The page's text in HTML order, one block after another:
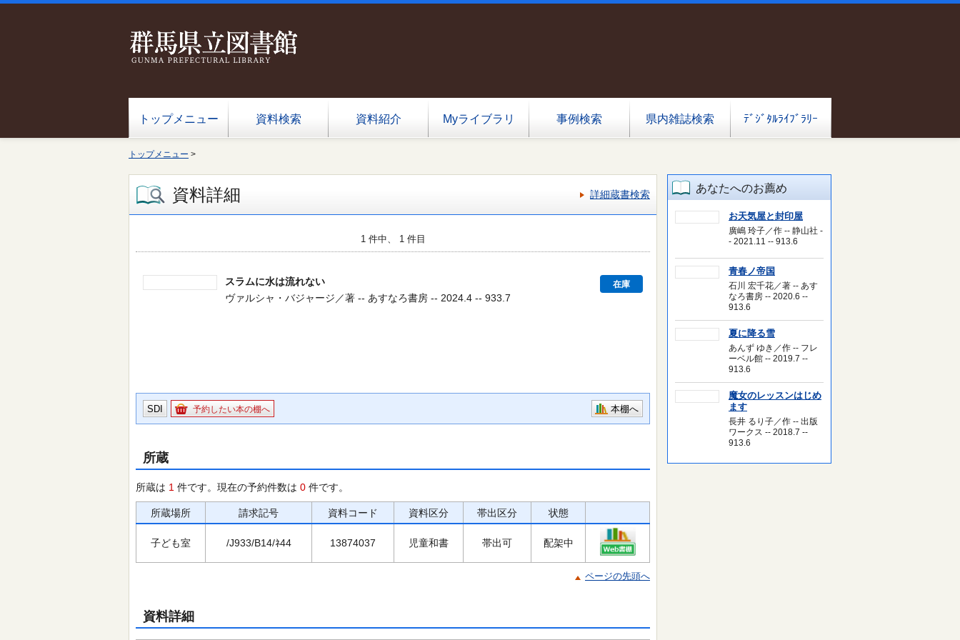
トップメニュー 資料検索 資料紹介 Myライブラリ 事例検索 県内雑誌検索 ﾃﾞｼﾞﾀﾙﾗｲﾌﾞﾗﾘｰ
トップメニュー >
資料詳細 詳細蔵書検索
1 件中、 1 件目
スラムに水は流れない 在庫
ヴァルシャ・バジャージ／著 -- あすなろ書房 -- 2024.4 -- 933.7
SDI 予約したい本の棚へ 本棚へ
所蔵
所蔵は 1 件です。現在の予約件数は 0 件です。
所蔵場所 請求記号 資料コード 資料区分 帯出区分 状態
子ども室 /J933/B14/ﾈ44 13874037 児童和書 帯出可 配架中
ページの先頭へ
資料詳細
あなたへのお薦め
お天気屋と封印屋
廣嶋 玲子／作 -- 静山社 -
- 2021.11 -- 913.6
青春ノ帝国
石川 宏千花／著 -- あす
なろ書房 -- 2020.6 --
913.6
夏に降る雪
あんず ゆき／作 -- フレ
ーベル館 -- 2019.7 --
913.6
魔女のレッスンはじめ
ます
長井 るり子／作 -- 出版
ワークス -- 2018.7 --
913.6